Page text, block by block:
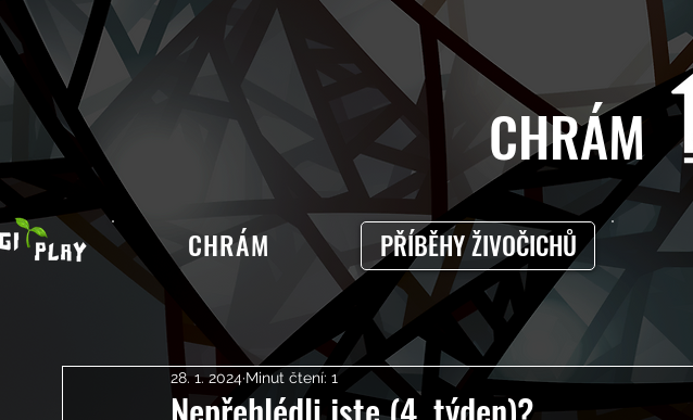
CHRÁM PŘÍBĚHY ŽIVOČICHŮ
28. 1. 2024 Minut čtení: 1